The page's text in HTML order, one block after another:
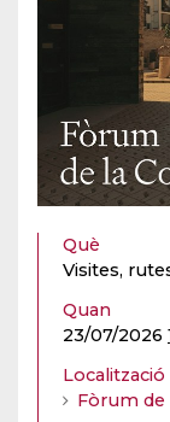
Què
Visites,
Quan
23/07/2026
Localització
Fòrum de